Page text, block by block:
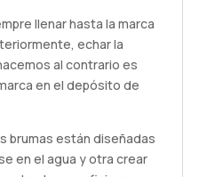
llenar hasta la marca
echar la
al contrario es
en el depósito de
brumas están diseñadas
en el agua y otra crear